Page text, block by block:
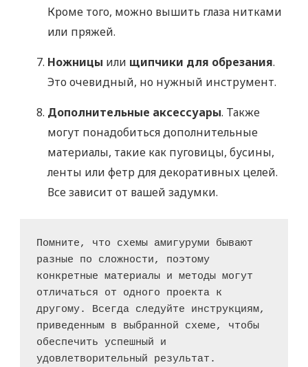
Кроме того, можно вышить глаза нитками
или пряжей.
Ножницы или щипчики для обрезания.
Это очевидный, но нужный инструмент.
Дополнительные аксессуары. Также
могут понадобиться дополнительные
материалы, такие как пуговицы, бусины,
ленты или фетр для декоративных целей.
Все зависит от вашей задумки.
Помните, что схемы амигуруми бывают
разные по сложности, поэтому
конкретные материалы и методы могут
отличаться от одного проекта к
другому. Всегда следуйте инструкциям,
приведенным в выбранной схеме, чтобы
обеспечить успешный и
удовлетворительный результат.